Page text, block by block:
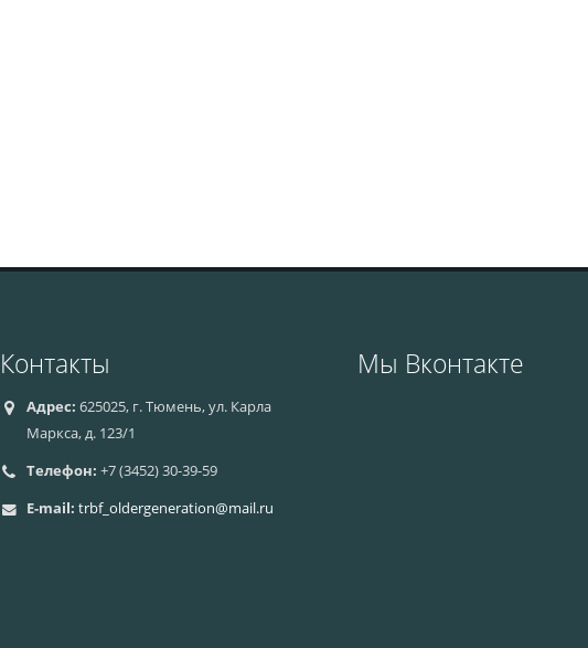
Контакты
Адрес: 625025, г. Тюмень, ул. Карла
Маркса, д. 123/1
Телефон: +7 (3452) 30-39-59
E-mail: trbf_oldergeneration@mail.ru
Мы Вконтакте